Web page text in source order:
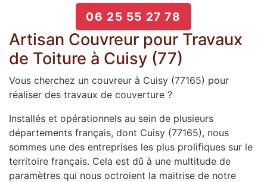
06 25 55 27 78
Artisan Couvreur pour Travaux
de Toiture à Cuisy (77)
Vous cherchez un couvreur à Cuisy (77165) pour
réaliser des travaux de couverture ?
Installés et opérationnels au sein de plusieurs
départements français, dont Cuisy (77165), nous
sommes une des entreprises les plus prolifiques sur le
territoire français. Cela est dû à une multitude de
paramètres qui nous octroient la maitrise de notre